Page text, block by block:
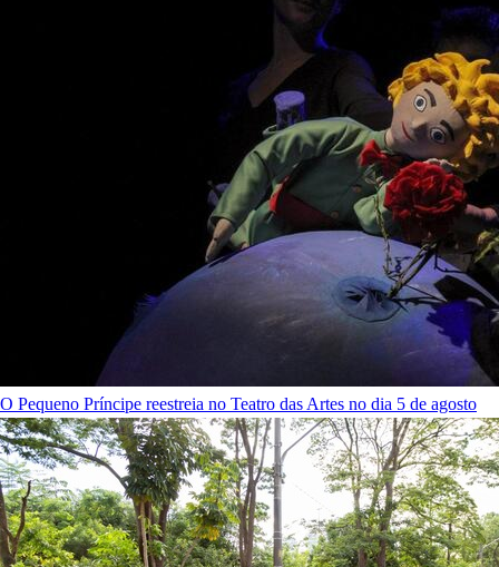
O Pequeno Príncipe reestreia no Teatro das Artes no dia 5 de agosto